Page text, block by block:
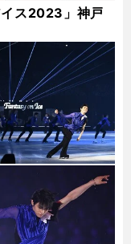
ス2023」神戸